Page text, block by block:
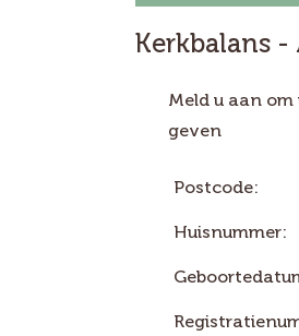
Kerkbalans
Meld u aan
geven
Postcode:
Huisnummer: